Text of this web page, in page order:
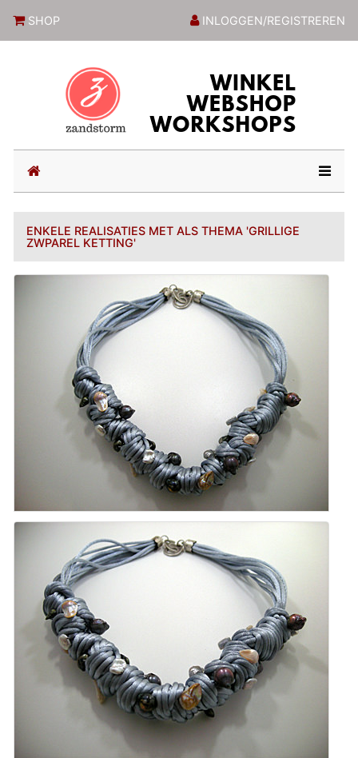
SHOP INLOGGEN/REGISTREREN
(current)
ENKELE REALISATIES MET ALS THEMA 'GRILLIGE
ZWPAREL KETTING'